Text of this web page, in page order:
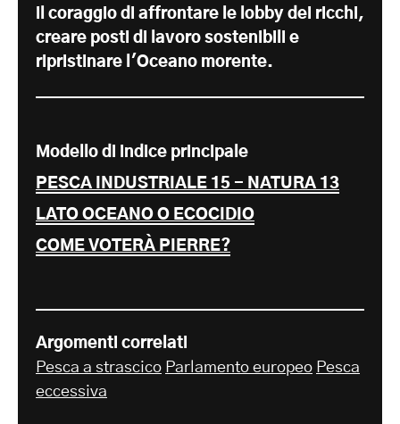
il coraggio di affrontare le lobby dei ricchi,
creare posti di lavoro sostenibili e
ripristinare l'Oceano morente.
Modello di indice principale
PESCA INDUSTRIALE 15 - NATURA 13
LATO OCEANO O ECOCIDIO
COME VOTERÀ PIERRE?
Argomenti correlati
Pesca a strascico Parlamento europeo Pesca
eccessiva